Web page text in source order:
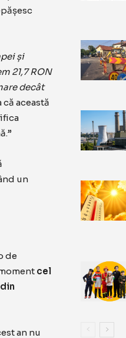
și
21,7 RON
decât
că această
un
de
cel
an nu